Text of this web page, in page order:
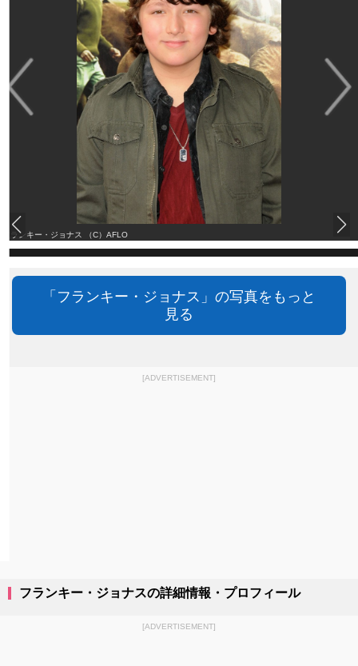
フランキー・ジョナス （C）AFLO
「フランキー・ジョナス」の写真をもっと
見る
[ADVERTISEMENT]
フランキー・ジョナスの詳細情報・プロフィール
[ADVERTISEMENT]